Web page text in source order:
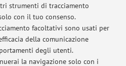
strumenti di tracciamento
con il tuo consenso.
facoltativi sono usati per
della comunicazione
degli utenti.
la navigazione solo con i
e Neuromotorie
2, Bologna - Vai alla mappa